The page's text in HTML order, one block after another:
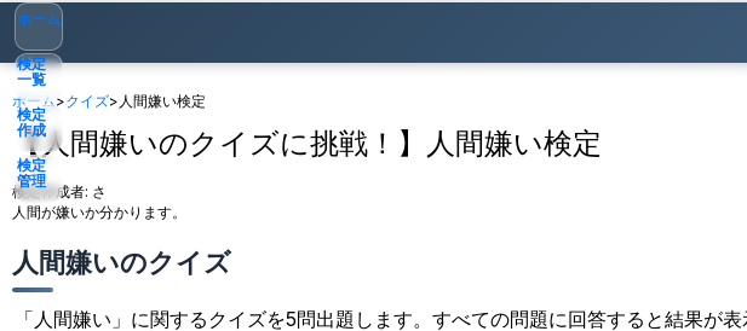
ホーム
検定
一覧
検定
作成
検定
管理
ゲスト ▾
ホーム>クイズ> 人間嫌い検定
【人間嫌いのクイズに挑戦！】人間嫌い検定
検定作成者: さ
人間が嫌いか分かります。
人間嫌いのクイズ
「人間嫌い」に関するクイズを5問出題します。すべての問題に回答すると結果が表